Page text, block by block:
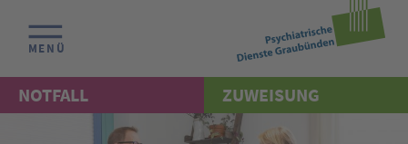
NOTFALL ZUWEISUNG
MENÜ